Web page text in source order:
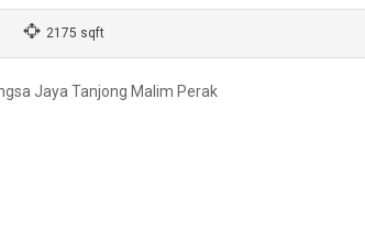
2175 sqft
Jaya Tanjong Malim Perak